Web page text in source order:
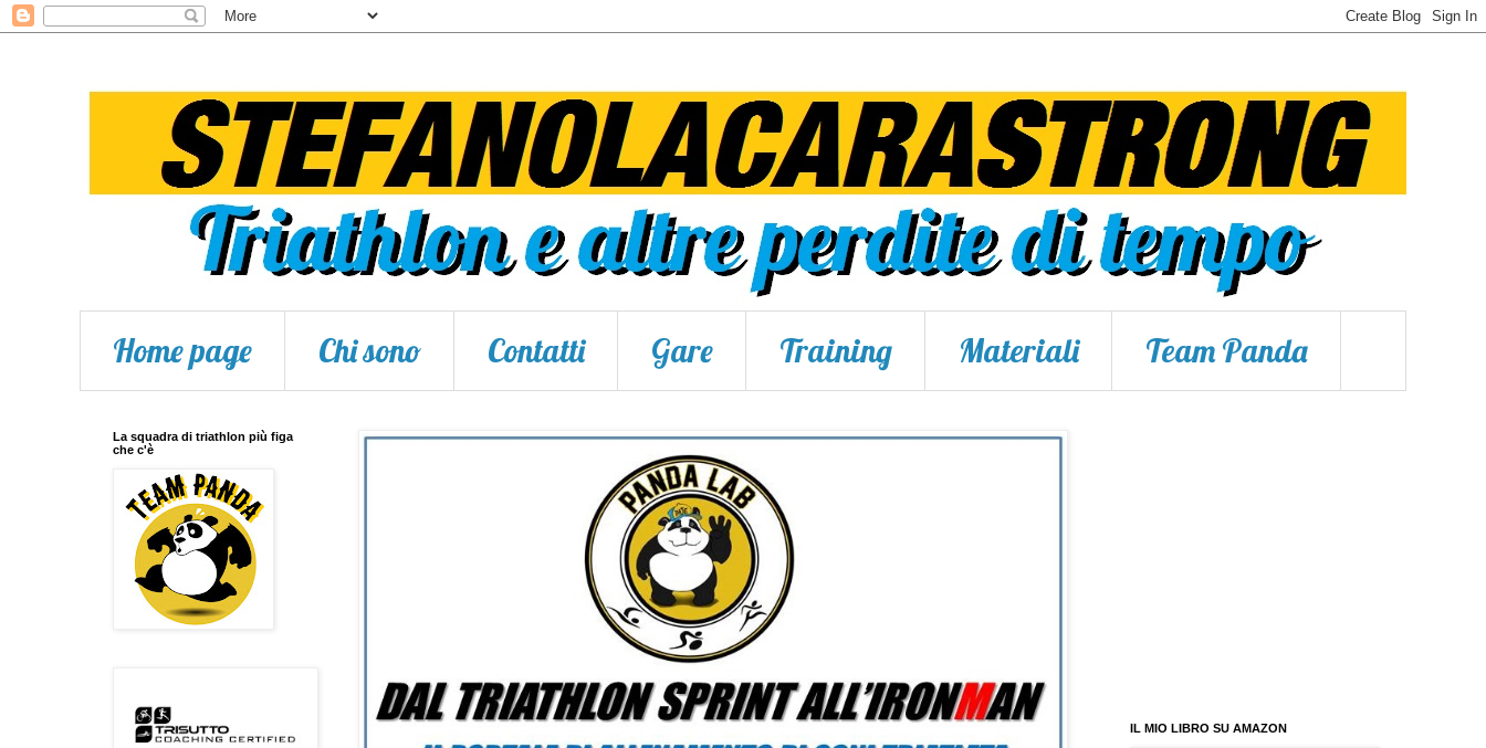
Home page Chi sono Contatti Gare Training Materiali Team Panda
La squadra di triathlon più figa
che c'è
IL MIO LIBRO SU AMAZON